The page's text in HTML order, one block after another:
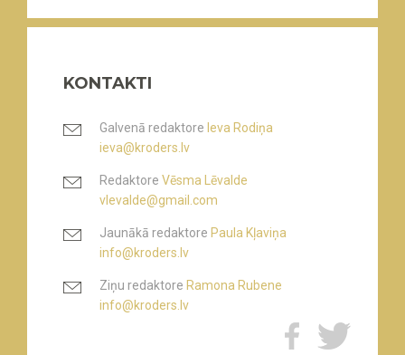
KONTAKTI
Galvenā redaktore Ieva Rodiņa
ieva@kroders.lv
Redaktore Vēsma Lēvalde
vlevalde@gmail.com
Jaunākā redaktore Paula Kļaviņa
info@kroders.lv
Ziņu redaktore Ramona Rubene
info@kroders.lv